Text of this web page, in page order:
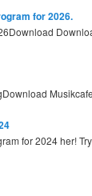
for 2026.
for 2024 her!